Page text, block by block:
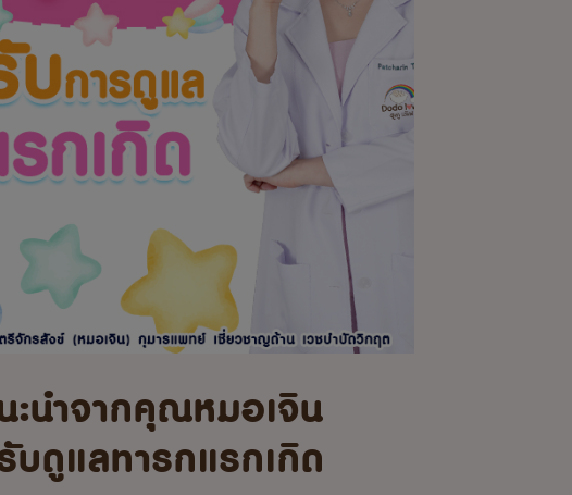
ะนำจากคุณหมอเจิน
บดูแลทารกแรกเกิด